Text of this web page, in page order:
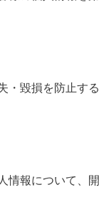
毀損を防止す
情報について、